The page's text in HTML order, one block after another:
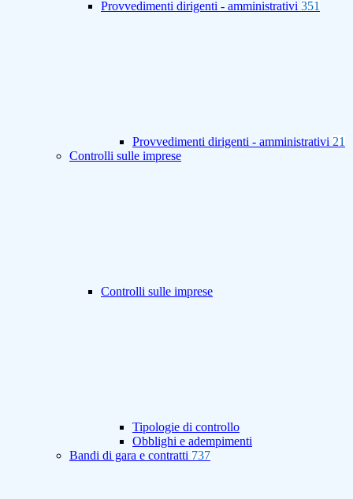
Provvedimenti dirigenti - amministrativi 351
Provvedimenti dirigenti - amministrativi 21
Controlli sulle imprese
Controlli sulle imprese
Tipologie di controllo
Obblighi e adempimenti
Bandi di gara e contratti 737